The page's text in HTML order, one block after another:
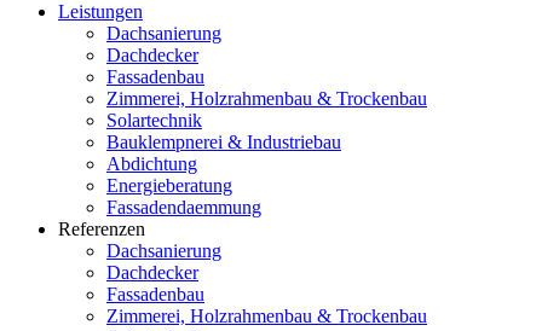
Leistungen
Dachsanierung
Dachdecker
Fassadenbau
Zimmerei, Holzrahmenbau & Trockenbau
Solartechnik
Bauklempnerei & Industriebau
Abdichtung
Energieberatung
Fassadendaemmung
Referenzen
Dachsanierung
Dachdecker
Fassadenbau
Zimmerei, Holzrahmenbau & Trockenbau